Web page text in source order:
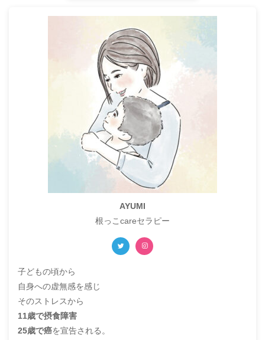
AYUMI
根っこcareセラピー
子どもの頃から
自身への虚無感を感じ
そのストレスから
11歳で摂食障害
25歳で癌を宣告される。